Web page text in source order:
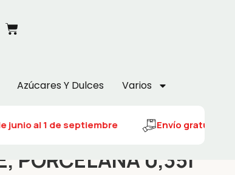
Azúcares Y Dulces Varios
al 1 de septiembre Envío gratuito del
PORCELANA 0,35l